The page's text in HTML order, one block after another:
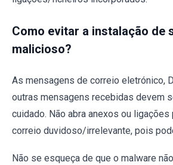
Como evitar a instalação de
malicioso?
As mensagens de correio eletrónico,
outras mensagens recebidas devem
cuidado. Não abra anexos ou
correio duvidoso/irrelevante, pois
Não se esqueça de que o malware